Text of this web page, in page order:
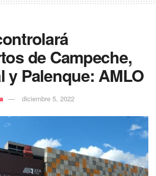
de Campeche,
y Palenque: AMLO
diciembre 5, 2022